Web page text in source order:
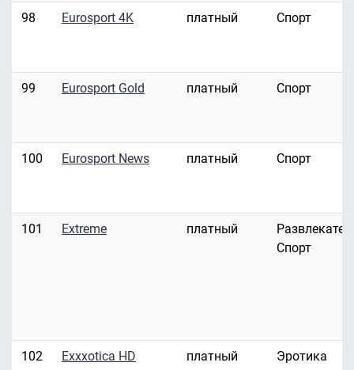
98 Eurosport 4K платный Спорт
99 Eurosport Gold платный Спорт
100 Eurosport News платный Спорт
101 Extreme платный
Спорт
102 Exxxotica HD платный Эротика